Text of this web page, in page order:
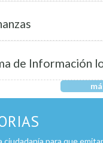
de Información
ciudadanía para que